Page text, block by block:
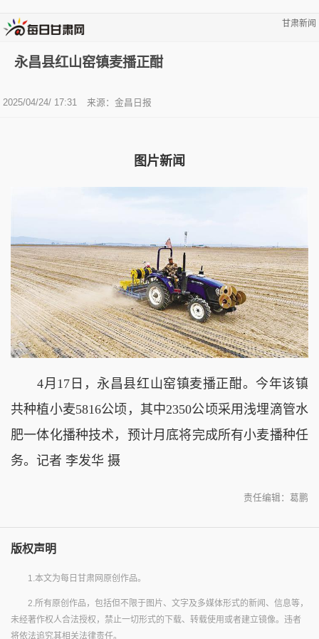
甘肃新闻
永昌县红山窑镇麦播正酣
2025/04/24/ 17:31 来源：金昌日报
图片新闻
4月17日，永昌县红山窑镇麦播正酣。今年该镇
共种植小麦5816公顷，其中2350公顷采用浅埋滴管水
肥一体化播种技术，预计月底将完成所有小麦播种任
务。记者 李发华 摄
责任编辑：葛鹏
版权声明
1.本文为每日甘肃网原创作品。
2.所有原创作品，包括但不限于图片、文字及多媒体形式的新闻、信息等，
未经著作权人合法授权，禁止一切形式的下载、转载使用或者建立镜像。违者
将依法追究其相关法律责任。